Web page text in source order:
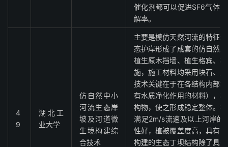
催化剂都可以促进SF6气体
解率。
4
9
湖北工
业大学
仿自然中小
河流生态岸
坡及河道微
生境构建综
合技术
主要是模仿天然河流的特征
态护岸形成了成套的仿自然
植生原木挡墙、植生格宾、
施，施工材料均采用块石、
技术关键在于在各结构内部
有水质净化作用的材料），
构物，使之形成稳定整体。
满足2m/s流速及以上河岸的
性好，植被覆盖度高，具有
构建的生态丁坝结构除了具